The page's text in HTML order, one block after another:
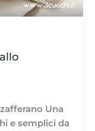
Una
e semplici da